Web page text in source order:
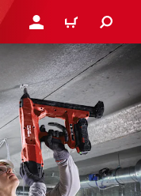
เข้าสู่ระบบหรือลงทะเบียนเ
ตะกร้าสินค้า